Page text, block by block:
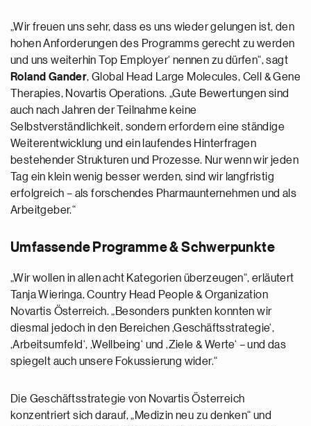
„Wir freuen uns sehr, dass es uns wieder gelungen ist, den
hohen Anforderungen des Programms gerecht zu werden
und uns weiterhin Top Employer‘ nennen zu dürfen“, sagt
Roland Gander, Global Head Large Molecules, Cell & Gene
Therapies, Novartis Operations. „Gute Bewertungen sind
auch nach Jahren der Teilnahme keine
Selbstverständlichkeit, sondern erfordern eine ständige
Weiterentwicklung und ein laufendes Hinterfragen
bestehender Strukturen und Prozesse. Nur wenn wir jeden
Tag ein klein wenig besser werden, sind wir langfristig
erfolgreich – als forschendes Pharmaunternehmen und als
Arbeitgeber.“
Umfassende Programme & Schwerpunkte
„Wir wollen in allen acht Kategorien überzeugen“, erläutert
Tanja Wieringa, Country Head People & Organization
Novartis Österreich. „Besonders punkten konnten wir
diesmal jedoch in den Bereichen ‚Geschäftsstrategie‘,
‚Arbeitsumfeld‘, ‚Wellbeing‘ und ‚Ziele & Werte‘ – und das
spiegelt auch unsere Fokussierung wider.“
Die Geschäftsstrategie von Novartis Österreich
konzentriert sich darauf, „Medizin neu zu denken“ und